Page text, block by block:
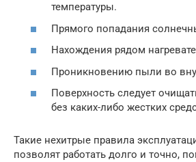
температуры.
Прямого попадания
Нахождения рядом
Проникновению пыли во
Поверхность следует
без каких-либо жестких
Такие нехитрые правила
позволят работать долго и точно,